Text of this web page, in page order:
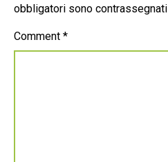
obbligatori sono contrassegnati
Comment *